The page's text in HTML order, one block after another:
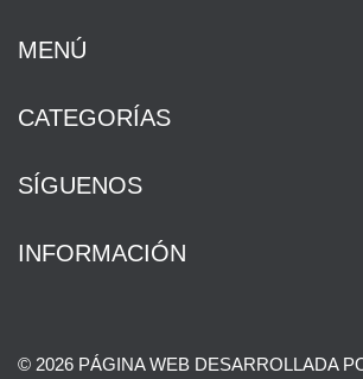
MENÚ
© 2026 PÁGINA WEB DESARROLLADA
CATEGORÍAS
SÍGUENOS
INFORMACIÓN